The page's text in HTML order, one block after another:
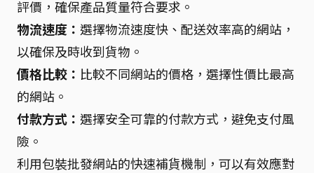
評價，確保產品質量符合要求。
物流速度： 選擇物流速度快、配送效率高的網站，
以確保及時收到貨物。
價格比較： 比較不同網站的價格，選擇性價比最高
的網站。
付款方式： 選擇安全可靠的付款方式，避免支付風
險。
利用包裝批發網站的快速補貨機制，可以有效應對